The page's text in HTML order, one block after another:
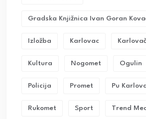
Gradska Knjižnica Ivan Goran
Izložba Karlovac
Kultura Nogomet Ogulin
Policija Promet Pu
Rukomet Sport Trend